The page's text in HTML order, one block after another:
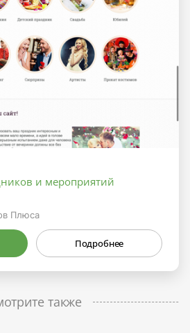
и мероприятий
Плюса
Подробнее
также